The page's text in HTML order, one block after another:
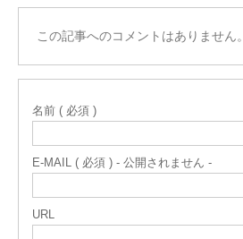
この記事へのコメントはありません。
名前 ( 必須 )
E-MAIL ( 必須 ) - 公開されません -
URL